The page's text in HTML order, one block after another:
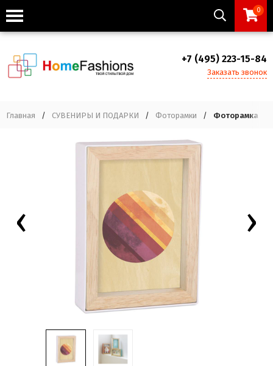
0
+7 (495) 223-15-84
Заказать звонок
Главная / СУВЕНИРЫ И ПОДАРКИ / Фоторамки / Фоторамка
‹ ›